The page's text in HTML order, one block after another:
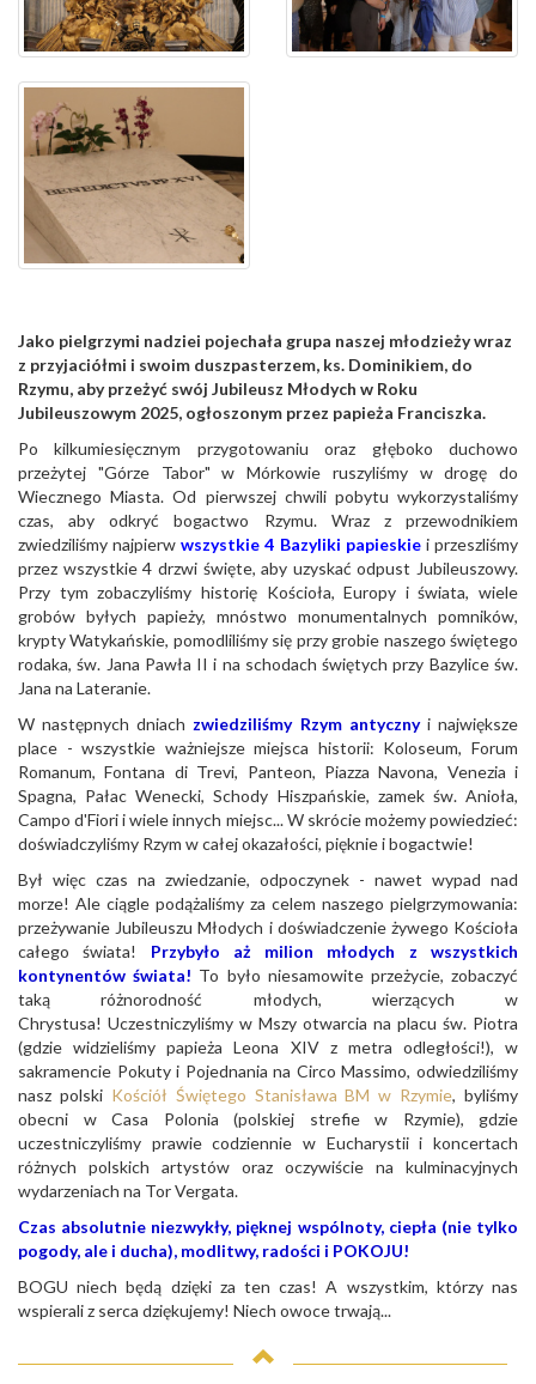
Jako pielgrzymi nadziei pojechała grupa naszej młodzieży wraz
z przyjaciółmi i swoim duszpasterzem, ks. Dominikiem, do
Rzymu, aby przeżyć swój Jubileusz Młodych w Roku
Jubileuszowym 2025, ogłoszonym przez papieża Franciszka.
Po kilkumiesięcznym przygotowaniu oraz głęboko duchowo
przeżytej "Górze Tabor" w Mórkowie ruszyliśmy w drogę do
Wiecznego Miasta. Od pierwszej chwili pobytu wykorzystaliśmy
czas, aby odkryć bogactwo Rzymu. Wraz z przewodnikiem
zwiedziliśmy najpierwwszystkie 4 Bazyliki papieskiei przeszliśmy
przez wszystkie 4 drzwi święte, aby uzyskać odpust Jubileuszowy.
Przy tym zobaczyliśmy historię Kościoła, Europy i świata, wiele
grobów byłych papieży, mnóstwo monumentalnych pomników,
krypty Watykańskie, pomodliliśmy się przy grobie naszego świętego
rodaka, św. Jana Pawła II i na schodach świętych przy Bazylice św.
Jana na Lateranie.
W następnych dniach zwiedziliśmy Rzym antycznyi największe
place - wszystkie ważniejsze miejsca historii: Koloseum, Forum
Romanum, Fontana di Trevi, Panteon, Piazza Navona, Venezia i
Spagna, Pałac Wenecki, Schody Hiszpańskie, zamek św. Anioła,
Campo d'Fiori i wiele innych miejsc... W skrócie możemy powiedzieć:
doświadczyliśmy Rzym w całej okazałości, pięknie i bogactwie!
Był więc czas na zwiedzanie, odpoczynek - nawet wypad nad
morze! Ale ciągle podążaliśmy za celem naszego pielgrzymowania:
przeżywanie Jubileuszu Młodych i doświadczenie żywego Kościoła
całego świata! Przybyło aż milion młodych z wszystkich
kontynentów świata! To było niesamowite przeżycie, zobaczyć
taką różnorodność młodych, wierzących w
Chrystusa! Uczestniczyliśmy w Mszy otwarcia na placu św. Piotra
(gdzie widzieliśmy papieża Leona XIV z metra odległości!), w
sakramencie Pokuty i Pojednania na Circo Massimo, odwiedziliśmy
nasz polski Kościół Świętego Stanisława BM w Rzymie, byliśmy
obecni w Casa Polonia (polskiej strefie w Rzymie), gdzie
uczestniczyliśmy prawie codziennie w Eucharystii i koncertach
różnych polskich artystów oraz oczywiście na kulminacyjnych
wydarzeniach na Tor Vergata.
Czas absolutnie niezwykły, pięknej wspólnoty, ciepła (nie tylko
pogody, ale i ducha), modlitwy, radości i POKOJU!
BOGU niech będą dzięki za ten czas! A wszystkim, którzy nas
wspierali z serca dziękujemy! Niech owoce trwają...